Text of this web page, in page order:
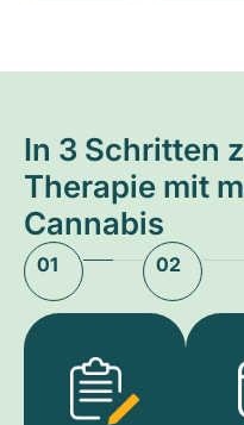
In 3 Schritten
Therapie mit
Cannabis
01 02